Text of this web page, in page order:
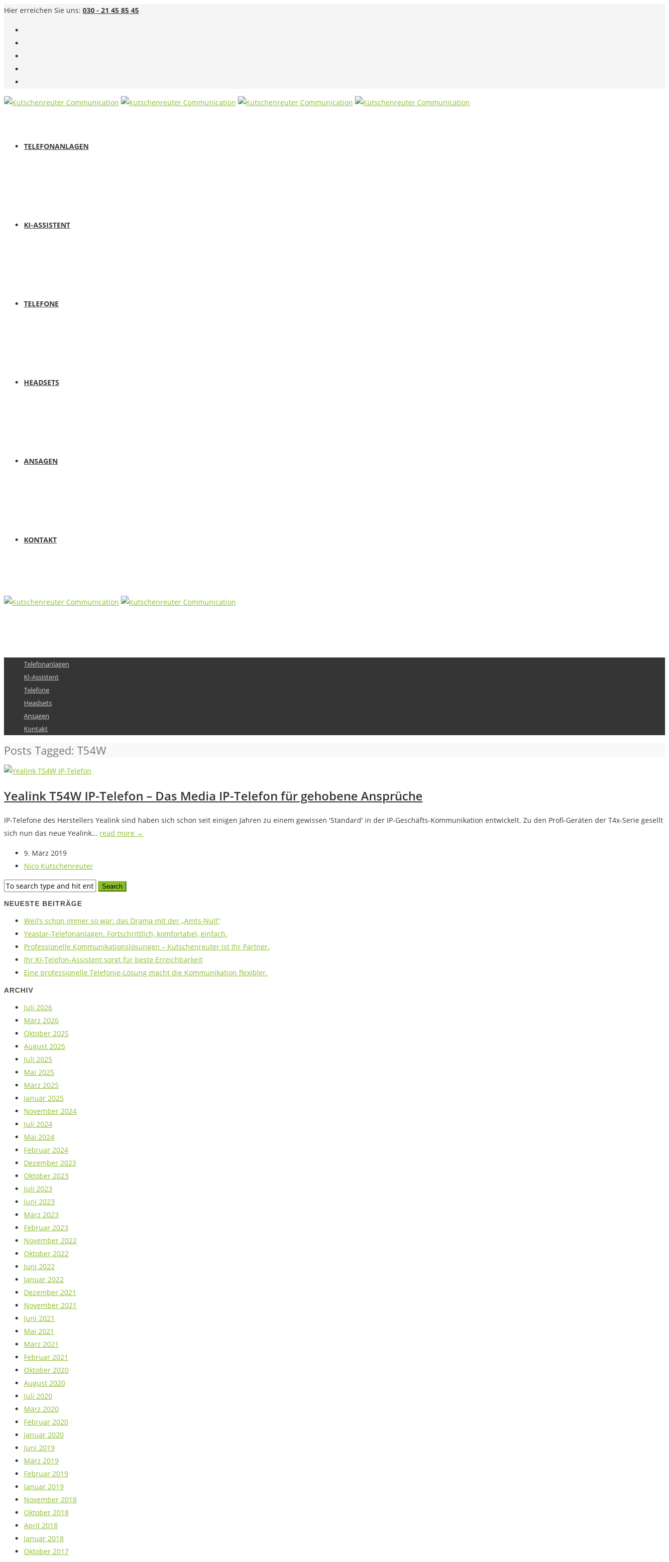
Hier erreichen Sie uns: 030 - 21 45 85 45
TELEFONANLAGEN
KI-ASSISTENT
TELEFONE
HEADSETS
ANSAGEN
KONTAKT
Telefonanlagen
KI-Assistent
Telefone
Headsets
Ansagen
Kontakt
Posts Tagged: T54W
Yealink T54W IP-Telefon – Das Media IP-Telefon für gehobene Ansprüche
IP-Telefone des Herstellers Yealink sind haben sich schon seit einigen Jahren zu einem gewissen 'Standard' in der IP-Geschäfts-Kommunikation entwickelt. Zu den Profi-Geräten der T4x-Serie gesellt
sich nun das neue Yealink... read more →
9. März 2019
Nico Kutschenreuter
NEUESTE BEITRÄGE
Weil’s schon immer so war: das Drama mit der „Amts-Null“
Yeastar-Telefonanlagen. Fortschrittlich, komfortabel, einfach.
Professionelle Kommunikationslösungen – Kutschenreuter ist Ihr Partner.
Ihr KI-Telefon-Assistent sorgt für beste Erreichbarkeit
Eine professionelle Telefonie-Lösung macht die Kommunikation flexibler.
ARCHIV
Juli 2026
März 2026
Oktober 2025
August 2025
Juli 2025
Mai 2025
März 2025
Januar 2025
November 2024
Juli 2024
Mai 2024
Februar 2024
Dezember 2023
Oktober 2023
Juli 2023
Juni 2023
März 2023
Februar 2023
November 2022
Oktober 2022
Juni 2022
Januar 2022
Dezember 2021
November 2021
Juni 2021
Mai 2021
März 2021
Februar 2021
Oktober 2020
August 2020
Juli 2020
März 2020
Februar 2020
Januar 2020
Juni 2019
März 2019
Februar 2019
Januar 2019
November 2018
Oktober 2018
April 2018
Januar 2018
Oktober 2017